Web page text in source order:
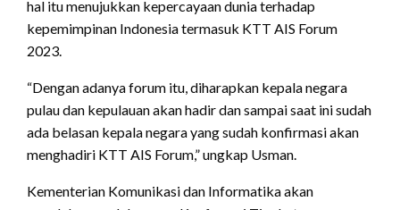
hal itu menujukkan kepercayaan dunia terhadap
kepemimpinan Indonesia termasuk KTT AIS Forum
2023.
“Dengan adanya forum itu, diharapkan kepala negara
pulau dan kepulauan akan hadir dan sampai saat ini sudah
ada belasan kepala negara yang sudah konfirmasi akan
menghadiri KTT AIS Forum,” ungkap Usman.
Kementerian Komunikasi dan Informatika akan